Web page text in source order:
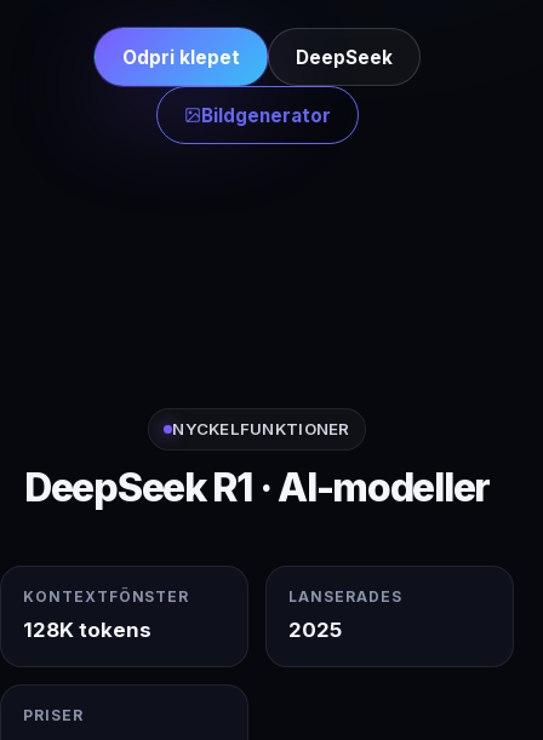
Odpri klepet DeepSeek
Bildgenerator
NYCKELFUNKTIONER
DeepSeek R1 · AI-modeller
KONTEXTFÖNSTER
128K tokens
LANSERADES
2025
PRISER